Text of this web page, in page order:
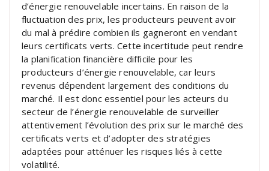
d’énergie renouvelable incertains. En raison de la
fluctuation des prix, les producteurs peuvent avoir
du mal à prédire combien ils gagneront en vendant
leurs certificats verts. Cette incertitude peut rendre
la planification financière difficile pour les
producteurs d’énergie renouvelable, car leurs
revenus dépendent largement des conditions du
marché. Il est donc essentiel pour les acteurs du
secteur de l’énergie renouvelable de surveiller
attentivement l’évolution des prix sur le marché des
certificats verts et d’adopter des stratégies
adaptées pour atténuer les risques liés à cette
volatilité.